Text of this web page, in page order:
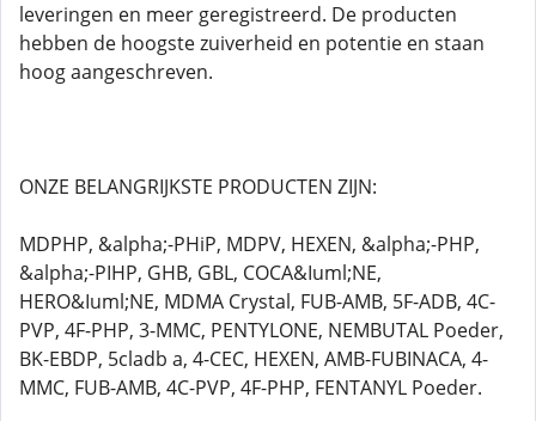
leveringen en meer geregistreerd. De producten
hebben de hoogste zuiverheid en potentie en staan
hoog aangeschreven.
ONZE BELANGRIJKSTE PRODUCTEN ZIJN:
MDPHP, &alpha;-PHiP, MDPV, HEXEN, &alpha;-PHP,
&alpha;-PIHP, GHB, GBL, COCA&Iuml;NE,
HERO&Iuml;NE, MDMA Crystal, FUB-AMB, 5F-ADB, 4C-
PVP, 4F-PHP, 3-MMC, PENTYLONE, NEMBUTAL Poeder,
BK-EBDP, 5cladb a, 4-CEC, HEXEN, AMB-FUBINACA, 4-
MMC, FUB-AMB, 4C-PVP, 4F-PHP, FENTANYL Poeder.